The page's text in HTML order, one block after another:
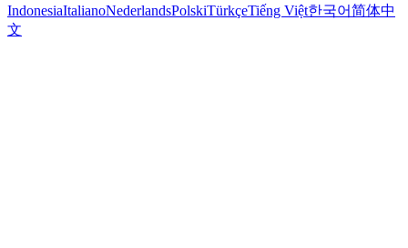
IndonesiaItalianoNederlandsPolskiTürkçeTiếng Việt한국어简体中
文